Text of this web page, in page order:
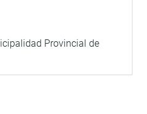
Provincial de